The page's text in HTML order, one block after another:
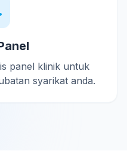
panel klinik untuk
syarikat anda.